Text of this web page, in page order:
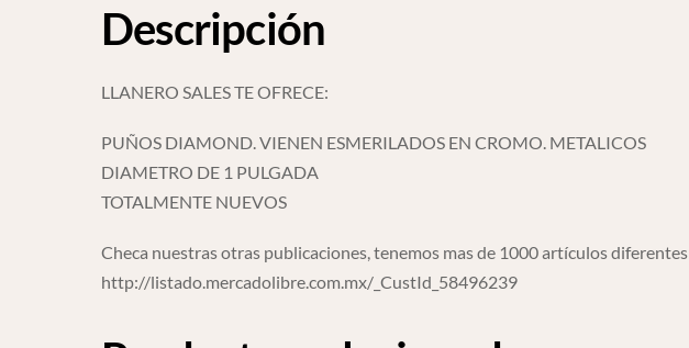
Descripción
LLANERO SALES TE OFRECE:
PUÑOS DIAMOND. VIENEN ESMERILADOS EN CROMO. METALICOS
DIAMETRO DE 1 PULGADA
TOTALMENTE NUEVOS
Checa nuestras otras publicaciones, tenemos mas de 1000 artículos diferentes
http://listado.mercadolibre.com.mx/_CustId_58496239